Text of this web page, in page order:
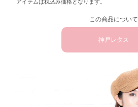
アイテムは税込み価格となります。
この商品について
神戸レタス